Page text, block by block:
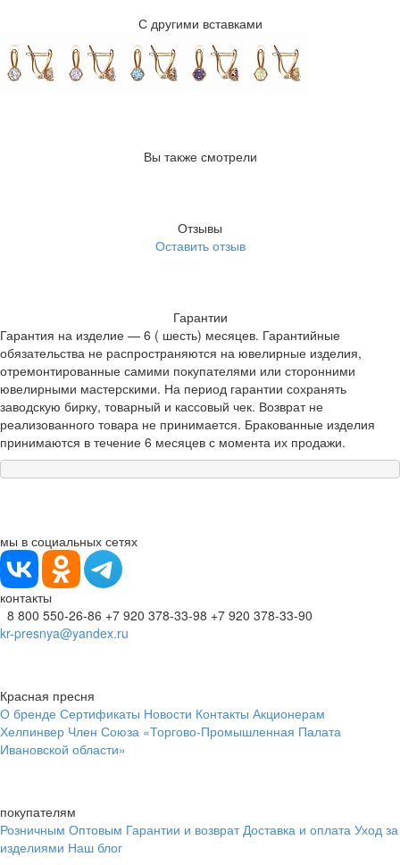
С другими вставками
Вы также смотрели
Отзывы
Оставить отзыв
Гарантии
Гарантия на изделие — 6 ( шесть) месяцев. Гарантийные
обязательства не распространяются на ювелирные изделия,
отремонтированные самими покупателями или сторонними
ювелирными мастерскими. На период гарантии сохранять
заводскую бирку, товарный и кассовый чек. Возврат не
реализованного товара не принимается. Бракованные изделия
принимаются в течение 6 месяцев с момента их продажи.
мы в социальных сетях
контакты
8 800 550-26-86 +7 920 378-33-98 +7 920 378-33-90
kr-presnya@yandex.ru
Красная пресня
О бренде Сертификаты Новости Контакты Акционерам
Хелпинвер Член Союза «Торгово-Промышленная Палата
Ивановской области»
покупателям
Розничным Оптовым Гарантии и возврат Доставка и оплата Уход за
изделиями Наш блог